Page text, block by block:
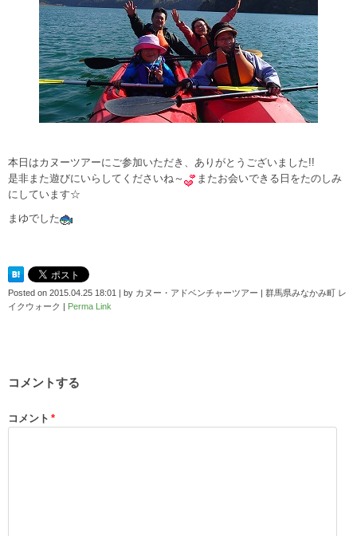
本日はカヌーツアーにご参加いただき、ありがとうございました!!
是非また遊びにいらしてくださいね～
またお会いできる日をたのしみ
にしています☆
まゆでした
Posted on 2015.04.25 18:01 | by カヌー・アドベンチャーツアー | 群馬県みなかみ町 レ
イクウォーク | Perma Link
コメントする
コメント *